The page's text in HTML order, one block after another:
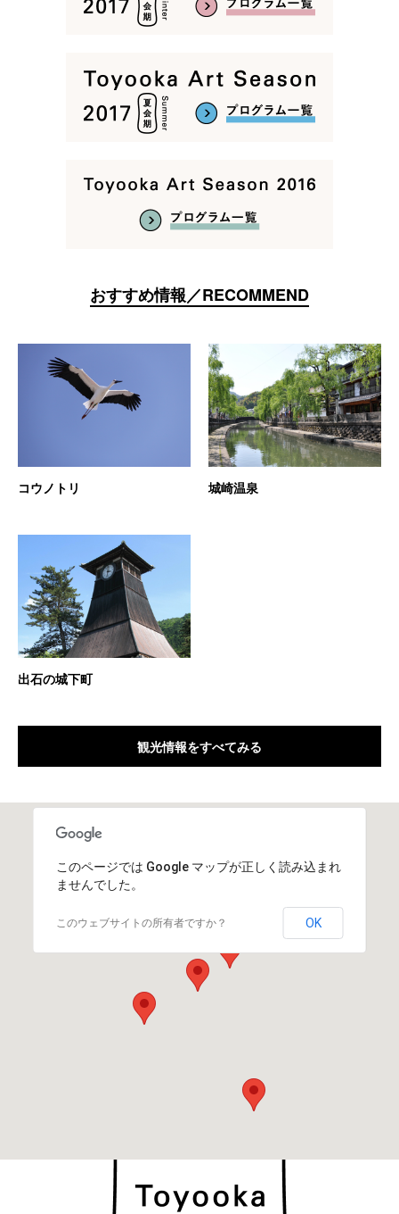
おすすめ情報／RECOMMEND
コウノトリ 城崎温泉
出石の城下町
観光情報をすべてみる
このページでは Google マップが正しく読み込まれ
ませんでした。
このウェブサイトの所有者ですか？ OK